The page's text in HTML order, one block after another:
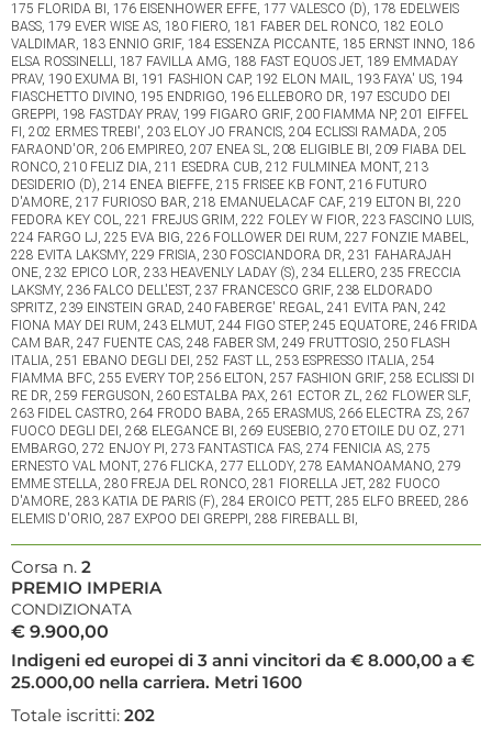
175 FLORIDA BI, 176 EISENHOWER EFFE, 177 VALESCO (D), 178 EDELWEIS
BASS, 179 EVER WISE AS, 180 FIERO, 181 FABER DEL RONCO, 182 EOLO
VALDIMAR, 183 ENNIO GRIF, 184 ESSENZA PICCANTE, 185 ERNST INNO, 186
ELSA ROSSINELLI, 187 FAVILLA AMG, 188 FAST EQUOS JET, 189 EMMADAY
PRAV, 190 EXUMA BI, 191 FASHION CAP, 192 ELON MAIL, 193 FAYA' US, 194
FIASCHETTO DIVINO, 195 ENDRIGO, 196 ELLEBORO DR, 197 ESCUDO DEI
GREPPI, 198 FASTDAY PRAV, 199 FIGARO GRIF, 200 FIAMMA NP, 201 EIFFEL
FI, 202 ERMES TREBI', 203 ELOY JO FRANCIS, 204 ECLISSI RAMADA, 205
FARAOND'OR, 206 EMPIREO, 207 ENEA SL, 208 ELIGIBLE BI, 209 FIABA DEL
RONCO, 210 FELIZ DIA, 211 ESEDRA CUB, 212 FULMINEA MONT, 213
DESIDERIO (D), 214 ENEA BIEFFE, 215 FRISEE KB FONT, 216 FUTURO
D'AMORE, 217 FURIOSO BAR, 218 EMANUELACAF CAF, 219 ELTON BI, 220
FEDORA KEY COL, 221 FREJUS GRIM, 222 FOLEY W FIOR, 223 FASCINO LUIS,
224 FARGO LJ, 225 EVA BIG, 226 FOLLOWER DEI RUM, 227 FONZIE MABEL,
228 EVITA LAKSMY, 229 FRISIA, 230 FOSCIANDORA DR, 231 FAHARAJAH
ONE, 232 EPICO LOR, 233 HEAVENLY LADAY (S), 234 ELLERO, 235 FRECCIA
LAKSMY, 236 FALCO DELL'EST, 237 FRANCESCO GRIF, 238 ELDORADO
SPRITZ, 239 EINSTEIN GRAD, 240 FABERGE' REGAL, 241 EVITA PAN, 242
FIONA MAY DEI RUM, 243 ELMUT, 244 FIGO STEP, 245 EQUATORE, 246 FRIDA
CAM BAR, 247 FUENTE CAS, 248 FABER SM, 249 FRUTTOSIO, 250 FLASH
ITALIA, 251 EBANO DEGLI DEI, 252 FAST LL, 253 ESPRESSO ITALIA, 254
FIAMMA BFC, 255 EVERY TOP, 256 ELTON, 257 FASHION GRIF, 258 ECLISSI DI
RE DR, 259 FERGUSON, 260 ESTALBA PAX, 261 ECTOR ZL, 262 FLOWER SLF,
263 FIDEL CASTRO, 264 FRODO BABA, 265 ERASMUS, 266 ELECTRA ZS, 267
FUOCO DEGLI DEI, 268 ELEGANCE BI, 269 EUSEBIO, 270 ETOILE DU OZ, 271
EMBARGO, 272 ENJOY PI, 273 FANTASTICA FAS, 274 FENICIA AS, 275
ERNESTO VAL MONT, 276 FLICKA, 277 ELLODY, 278 EAMANOAMANO, 279
EMME STELLA, 280 FREJA DEL RONCO, 281 FIORELLA JET, 282 FUOCO
D'AMORE, 283 KATIA DE PARIS (F), 284 EROICO PETT, 285 ELFO BREED, 286
ELEMIS D'ORIO, 287 EXPOO DEI GREPPI, 288 FIREBALL BI,
Corsa n. 2
PREMIO IMPERIA
CONDIZIONATA
€ 9.900,00
Indigeni ed europei di 3 anni vincitori da € 8.000,00 a €
25.000,00 nella carriera. Metri 1600
Totale iscritti: 202